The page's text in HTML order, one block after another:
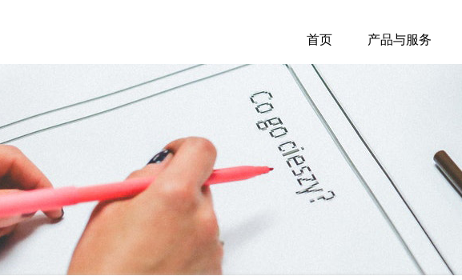
首页 产品与服务